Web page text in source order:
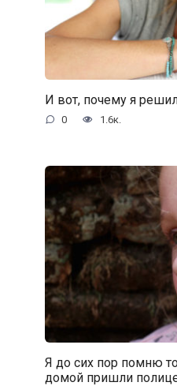
И вот, почему я
0 1.6к.
Я до сих пор помню
домой пришли